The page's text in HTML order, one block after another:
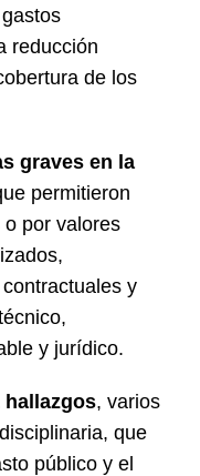
reducción
de los
graves en la
permitieron
por valores
y
y jurídico.
hallazgos, varios
que
público y el